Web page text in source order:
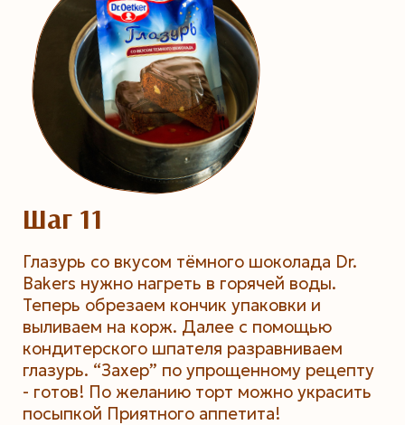
Шаг 11
Глазурь со вкусом тёмного шоколада Dr.
Bakers нужно нагреть в горячей воды.
Теперь обрезаем кончик упаковки и
выливаем на корж. Далее с помощью
кондитерского шпателя разравниваем
глазурь. “Захер” по упрощенному рецепту
- готов! По желанию торт можно украсить
посыпкой Приятного аппетита!